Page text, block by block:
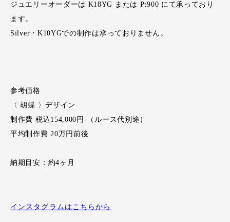
ジュエリーオーダーは K18YG または Pt900 にて承っており
ます。
Silver・K10YGでの制作は承っておりません。
参考価格
〈 胡蝶 〉デザイン
制作費 税込154,000円-（ルース代別途）
平均制作費 20万円前後
納期目安：約4ヶ月
インスタグラムはこちらから